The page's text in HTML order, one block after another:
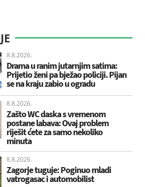
8.8.2026.
Drama u ranim jutarnjim satima:
Prijetio ženi pa bježao policiji. Pijan
se na kraju zabio u ogradu
8.8.2026.
Zašto WC daska s vremenom
postane labava: Ovaj problem
riješit ćete za samo nekoliko
minuta
8.8.2026.
Zagorje tuguje: Poginuo mladi
vatrogasac i automobilist